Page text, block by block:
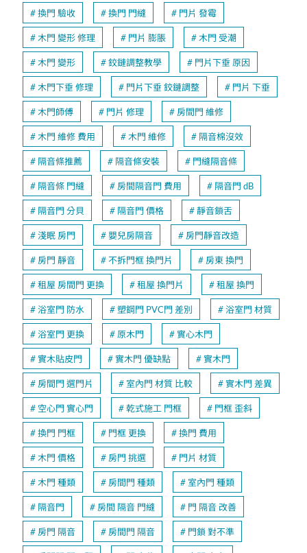
換門 驗收 換門 門縫 門片 發霉
木門 變形 修理 門片 膨脹 木門 受潮
木門 變形 鉸鏈調整教學 門片下垂 原因
木門下垂 修理 門片下垂 鉸鏈調整 門片 下垂
木門師傅 門片 修理 房間門 維修
木門 維修 費用 木門 維修 隔音棉沒效
隔音條推薦 隔音條安裝 門縫隔音條
隔音條 門縫 房間隔音門 費用 隔音門 dB
隔音門 分貝 隔音門 價格 靜音鎖舌
淺眠 房門 嬰兒房隔音 房門靜音改造
房門 靜音 不拆門框 換門片 房東 換門
租屋 房間門 更換 租屋 換門片 租屋 換門
浴室門 防水 塑鋼門 PVC門 差別 浴室門 材質
浴室門 更換 原木門 實心木門
實木貼皮門 實木門 優缺點 實木門
房間門 選門片 室內門 材質 比較 實木門 差異
空心門 實心門 乾式施工 門框 門框 歪斜
換門 門框 門框 更換 換門 費用
木門 價格 房門 挑選 門片 材質
木門 種類 房間門 種類 室內門 種類
隔音門 房間 隔音 門縫 門 隔音 改善
房門 隔音 房間門 隔音 門鎖 對不準